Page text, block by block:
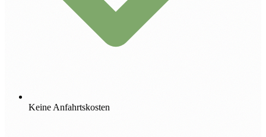
Keine Anfahrtskosten